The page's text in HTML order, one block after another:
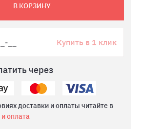
В КОРЗИНУ
Купить в 1 клик
через
доставки и оплаты читайте в
оплата